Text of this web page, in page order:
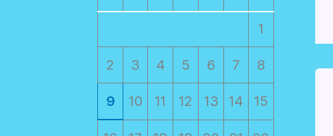
1
2 3 4 5 6 7 8
9 10 11 12 13 14 15